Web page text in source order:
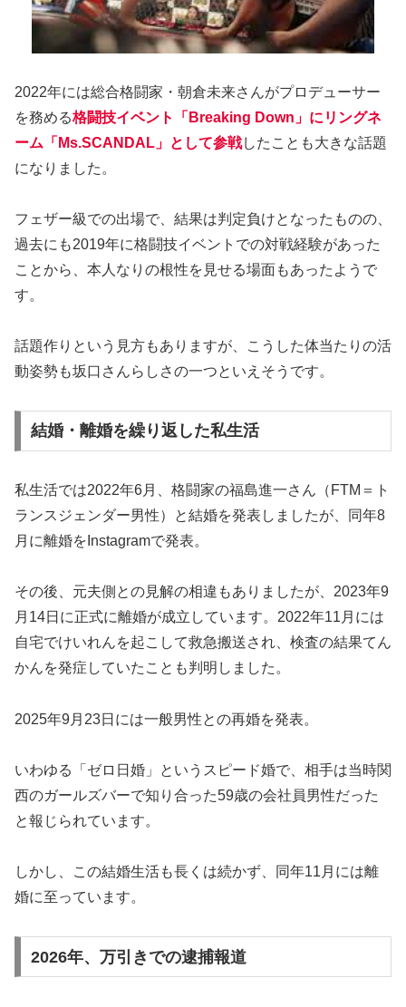
2022年には総合格闘家・朝倉未来さんがプロデューサー
を務める格闘技イベント「Breaking Down」にリングネ
ーム「Ms.SCANDAL」として参戦したことも大きな話題
になりました。
フェザー級での出場で、結果は判定負けとなったものの、
過去にも2019年に格闘技イベントでの対戦経験があった
ことから、本人なりの根性を見せる場面もあったようで
す。
話題作りという見方もありますが、こうした体当たりの活
動姿勢も坂口さんらしさの一つといえそうです。
結婚・離婚を繰り返した私生活
私生活では2022年6月、格闘家の福島進一さん（FTM＝ト
ランスジェンダー男性）と結婚を発表しましたが、同年8
月に離婚をInstagramで発表。
その後、元夫側との見解の相違もありましたが、2023年9
月14日に正式に離婚が成立しています。2022年11月には
自宅でけいれんを起こして救急搬送され、検査の結果てん
かんを発症していたことも判明しました。
2025年9月23日には一般男性との再婚を発表。
いわゆる「ゼロ日婚」というスピード婚で、相手は当時関
西のガールズバーで知り合った59歳の会社員男性だった
と報じられています。
しかし、この結婚生活も長くは続かず、同年11月には離
婚に至っています。
2026年、万引きでの逮捕報道